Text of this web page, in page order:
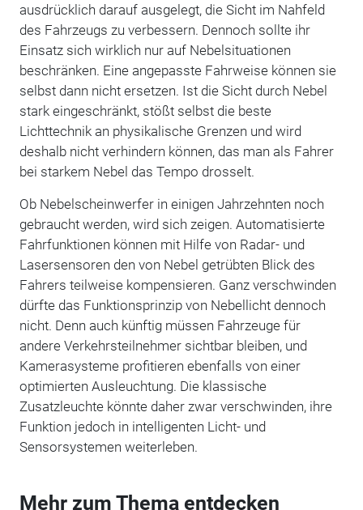
ausdrücklich darauf ausgelegt, die Sicht im Nahfeld
des Fahrzeugs zu verbessern. Dennoch sollte ihr
Einsatz sich wirklich nur auf Nebelsituationen
beschränken. Eine angepasste Fahrweise können sie
selbst dann nicht ersetzen. Ist die Sicht durch Nebel
stark eingeschränkt, stößt selbst die beste
Lichttechnik an physikalische Grenzen und wird
deshalb nicht verhindern können, das man als Fahrer
bei starkem Nebel das Tempo drosselt.
Ob Nebelscheinwerfer in einigen Jahrzehnten noch
gebraucht werden, wird sich zeigen. Automatisierte
Fahrfunktionen können mit Hilfe von Radar- und
Lasersensoren den von Nebel getrübten Blick des
Fahrers teilweise kompensieren. Ganz verschwinden
dürfte das Funktionsprinzip von Nebellicht dennoch
nicht. Denn auch künftig müssen Fahrzeuge für
andere Verkehrsteilnehmer sichtbar bleiben, und
Kamerasysteme profitieren ebenfalls von einer
optimierten Ausleuchtung. Die klassische
Zusatzleuchte könnte daher zwar verschwinden, ihre
Funktion jedoch in intelligenten Licht- und
Sensorsystemen weiterleben.
Mehr zum Thema entdecken